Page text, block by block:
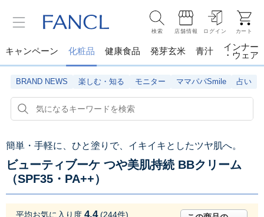
検索 店舗情報 ログイン カート
キャンペーン 化粧品 健康食品 発芽玄米 青汁
インナー
・ウェア
BRAND NEWS 楽しむ・知る モニター ママパパSmile 占い
簡単・手軽に、ひと塗りで、イキイキとしたツヤ肌へ。
ビューティブーケ つや美肌持続 BBクリーム
（SPF35・PA++）
平均お気に入り度 4.4 (244件)